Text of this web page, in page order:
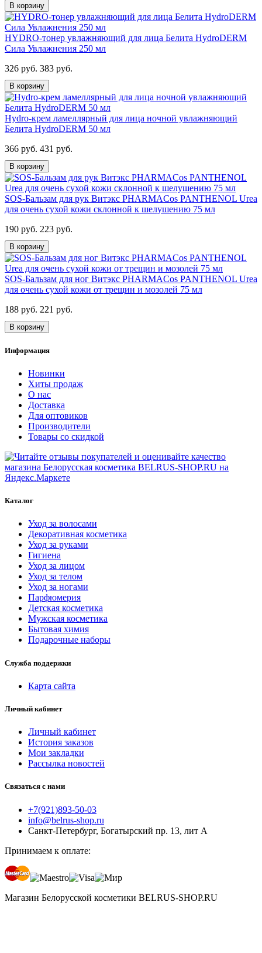
В корзину
HYDRO-тонер увлажняющий для лица Белита HydroDERM
Сила Увлажнения 250 мл
326 руб. 383 руб.
В корзину
Hydro-крем ламеллярный для лица ночной увлажняющий
Белита HydroDERM 50 мл
366 руб. 431 руб.
В корзину
SOS-Бальзам для рук Витэкс PHARMACos PANTHENOL Urea
для очень сухой кожи склонной к шелушению 75 мл
190 руб. 223 руб.
В корзину
SOS-Бальзам для ног Витэкс PHARMACos PANTHENOL Urea
для очень сухой кожи от трещин и мозолей 75 мл
188 руб. 221 руб.
В корзину
Информация
Новинки
Хиты продаж
О нас
Доставка
Для оптовиков
Производители
Товары со скидкой
Каталог
Уход за волосами
Декоративная косметика
Уход за руками
Гигиена
Уход за лицом
Уход за телом
Уход за ногами
Парфюмерия
Детская косметика
Мужская косметика
Бытовая химия
Подарочные наборы
Служба поддержки
Карта сайта
Личный кабинет
Личный кабинет
История заказов
Мои закладки
Рассылка новостей
Связаться с нами
+7(921)893-50-03
info@belrus-shop.ru
Санкт-Петербург, Богатырский пр. 13, лит А
Принимаем к оплате:
Магазин Белорусской косметики BELRUS-SHOP.RU